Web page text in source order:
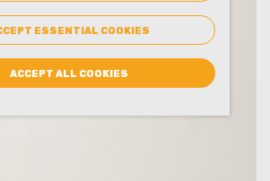
ESSENTIAL COOKIES
ACCEPT ALL COOKIES